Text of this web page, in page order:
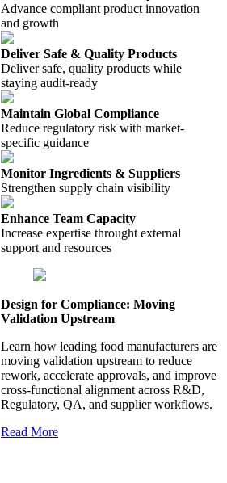
Advance compliant product innovation
and growth
Deliver Safe & Quality Products
Deliver safe, quality products while
staying audit-ready
Maintain Global Compliance
Reduce regulatory risk with market-
specific guidance
Monitor Ingredients & Suppliers
Strengthen supply chain visibility
Enhance Team Capacity
Increase expertise throught external
support and resources
Design for Compliance: Moving
Validation Upstream
Learn how leading food manufacturers are
moving validation upstream to reduce
rework, accelerate approvals, and improve
cross-functional alignment across R&D,
Regulatory, QA, and supplier workflows.
Read More